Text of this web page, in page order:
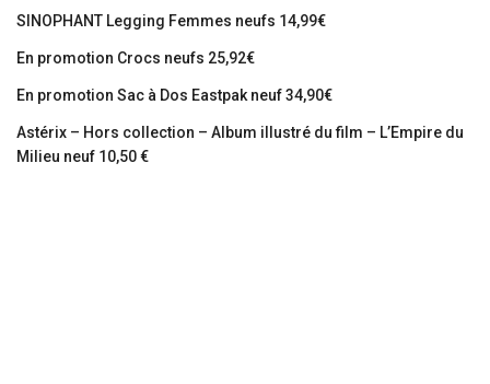
SINOPHANT Legging Femmes neufs 14,99€
En promotion Crocs neufs 25,92€
En promotion Sac à Dos Eastpak neuf 34,90€
Astérix – Hors collection – Album illustré du film – L’Empire du
Milieu neuf 10,50 €